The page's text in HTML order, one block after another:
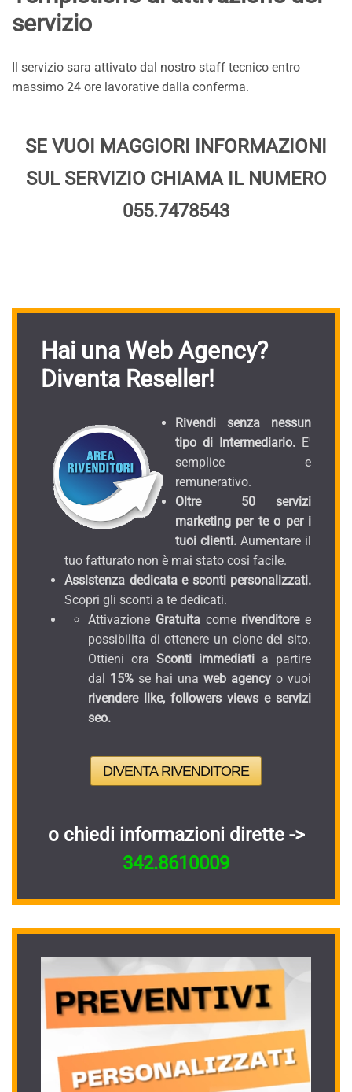
servizio
Il servizio sara attivato dal nostro staff tecnico entro
massimo 24 ore lavorative dalla conferma.
SE VUOI MAGGIORI INFORMAZIONI
SUL SERVIZIO CHIAMA IL NUMERO
055.7478543
Hai una Web Agency?
Diventa Reseller!
Rivendi senza nessun
tipo di Intermediario. E'
semplice e
remunerativo.
Oltre 50 servizi
marketing per te o per i
tuoi clienti. Aumentare il
tuo fatturato non è mai stato cosi facile.
Assistenza dedicata e sconti personalizzati.
Scopri gli sconti a te dedicati.
Attivazione Gratuitacomerivenditoree
possibilita di ottenere un clone del sito.
Ottieni ora Sconti immediati a partire
dal 15% se hai una web agency o vuoi
rivendere like, followers views e servizi
seo.
DIVENTA RIVENDITORE
o chiedi informazioni dirette ->
342.8610009